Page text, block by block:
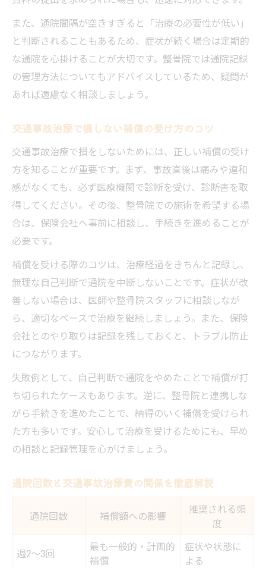
また、通院間隔が空きすぎると「治療の必要性が低い」
と判断されることもあるため、症状が続く場合は定期的
な通院を心掛けることが大切です。整骨院では通院記録
の管理方法についてもアドバイスしているため、疑問が
あれば遠慮なく相談しましょう。
交通事故治療で損しない補償の受け方のコツ
交通事故治療で損をしないためには、正しい補償の受け
方を知ることが重要です。まず、事故直後は痛みや違和
感がなくても、必ず医療機関で診断を受け、診断書を取
得してください。その後、整骨院での施術を希望する場
合は、保険会社へ事前に相談し、手続きを進めることが
必要です。
補償を受ける際のコツは、治療経過をきちんと記録し、
無理な自己判断で通院を中断しないことです。症状が改
善しない場合は、医師や整骨院スタッフに相談しなが
ら、適切なペースで治療を継続しましょう。また、保険
会社とのやり取りは記録を残しておくと、トラブル防止
につながります。
失敗例として、自己判断で通院をやめたことで補償が打
ち切られたケースもあります。逆に、整骨院と連携しな
がら手続きを進めたことで、納得のいく補償を受けられ
た方も多いです。安心して治療を受けるためにも、早め
の相談と記録管理を心がけましょう。
通院回数と交通事故治療費の関係を徹底解説
通院回数 補償額への影響
推奨される頻
度
週2～3回
最も一般的・計画的
補償
症状や状態に
よる